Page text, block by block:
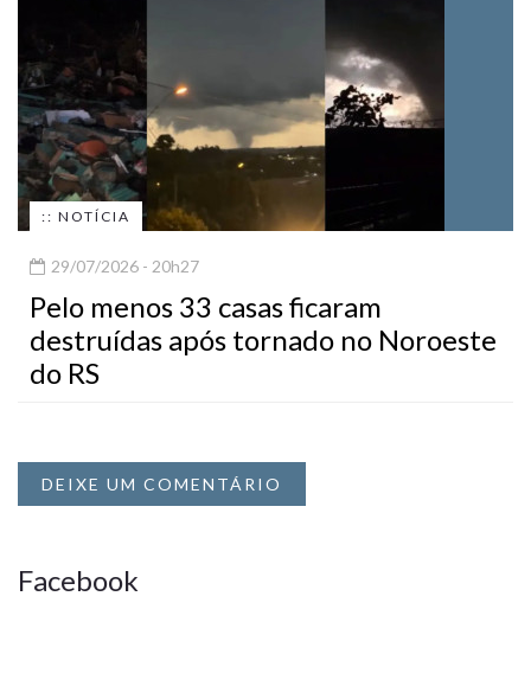
:: NOTÍCIA
29/07/2026 - 20h27
Pelo menos 33 casas ficaram
destruídas após tornado no Noroeste
do RS
DEIXE UM COMENTÁRIO
Facebook